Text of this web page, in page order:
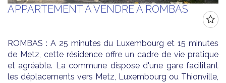
APPARTEMENT À VENDRE À ROMBAS
ROMBAS : A 25 minutes du Luxembourg et 15 minutes
de Metz, cette résidence offre un cadre de vie pratique
et agréable. La commune dispose d'une gare facilitant
les déplacements vers Metz, Luxembourg ou Thionville,